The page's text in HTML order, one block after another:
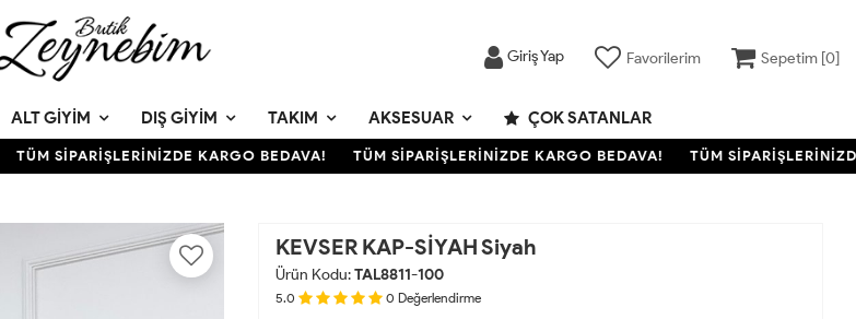
Giriş Yap Favorilerim Sepetim [0]
ALT GIYIM DIŞ GIYIM TAKIM AKSESUAR ÇOK SATANLAR
TÜM SİPARİŞLERİNİZDE KARGO BEDAVA! TÜM SİPARİŞLERİNİZDE KARGO BEDAVA! TÜM SİPARİŞLERİNİZDE
KEVSER KAP-SİYAH Siyah
Ürün Kodu:TAL8811-100
5.0 0 Değerlendirme